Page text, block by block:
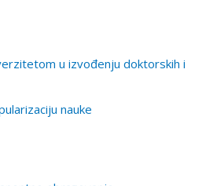
u izvođenju doktorskih i
nauke